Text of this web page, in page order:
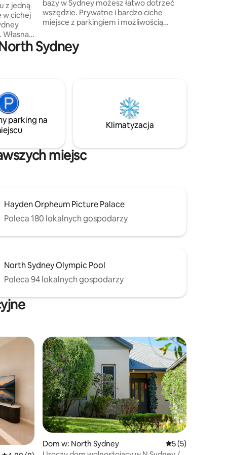
z jedną
w cichej
w
i
bazy w Sydney możesz łatwo dotrzeć
wszędzie. Prywatne i bardzo ciche
miejsce z parkingiem i możliwością
autobusem lub metrem. To nowo
urządzony klejnot na niebie! Wystarczy
nadbrzeżnymi i udogodnieniami North
Sydney tuż za progiem. Ten apartament
na najwyższym piętrze ma w pełni
wyposażoną kuchnię i wszystko, czego
Sydney
parking na
Klimatyzacja
miejsc
Hayden Orpheum Picture Palace
Poleca 180 lokalnych gospodarzy
North Sydney Olympic Pool
Poleca 94 lokalnych gospodarzy
Dom w: North Sydney Średnia ocena: 5
5 (5)